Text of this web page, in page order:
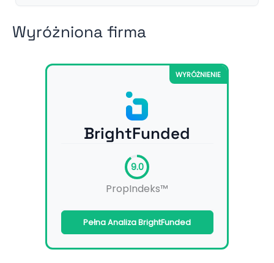
Wyróżniona firma
WYRÓŻNIENIE
BrightFunded
9.0
PropIndeks™
Pełna Analiza BrightFunded